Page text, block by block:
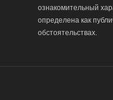
ознакомительный
определена как
обстоятельствах.